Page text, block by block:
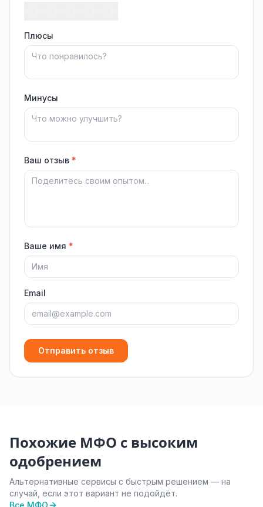
Плюсы
Минусы
Ваш отзыв *
Ваше имя *
Email
Отправить отзыв
Похожие МФО с высоким
одобрением
Альтернативные сервисы с быстрым решением — на
случай, если этот вариант не подойдёт.
Все МФО